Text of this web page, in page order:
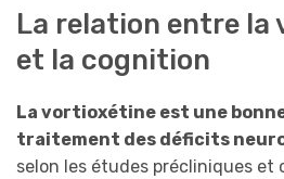
La relation entre la
et la cognition
La vortioxétine est une
traitement des déficits
selon les études précliniques et